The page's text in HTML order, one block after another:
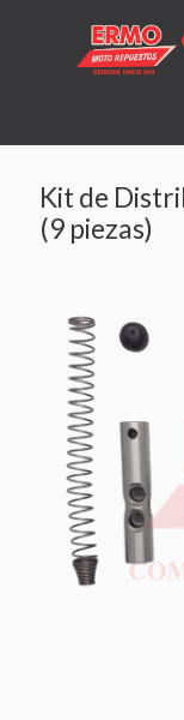
Kit de
(9 piezas)